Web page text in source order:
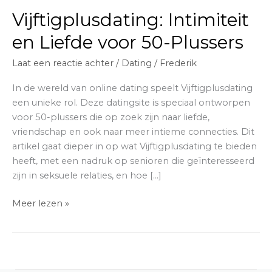
Vijftigplusdating: Intimiteit
en Liefde voor 50-Plussers
Laat een reactie achter / Dating / Frederik
In de wereld van online dating speelt Vijftigplusdating
een unieke rol. Deze datingsite is speciaal ontworpen
voor 50-plussers die op zoek zijn naar liefde,
vriendschap en ook naar meer intieme connecties. Dit
artikel gaat dieper in op wat Vijftigplusdating te bieden
heeft, met een nadruk op senioren die geïnteresseerd
zijn in seksuele relaties, en hoe […]
Vijftigplusdating:
en
Meer lezen »